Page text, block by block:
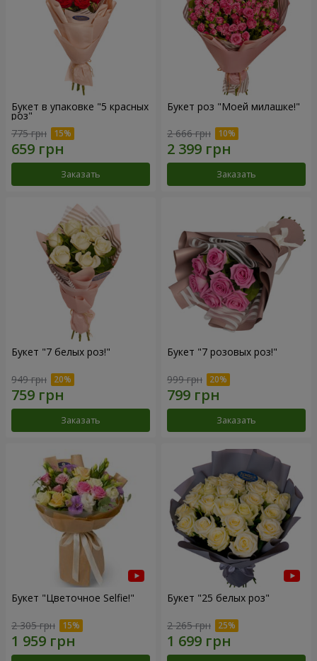
Букет в упаковке "5 красных
роз"
775 грн
Заказать
Букет роз "Моей милашке!"
2 666 грн
Заказать
Букет "7 белых роз!"
949 грн
Заказать
Букет "7 розовых роз!"
999 грн
Заказать
Букет "Цветочное Selfie!"
2 305 грн
Букет "25 белых роз"
2 265 грн